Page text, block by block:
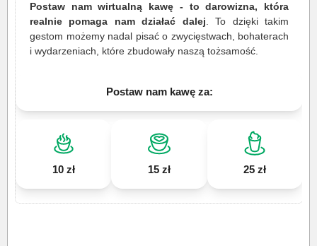
Postaw nam wirtualną kawę - to darowizna, która
realnie pomaga nam działać dalej . To dzięki takim
gestom możemy nadal pisać o zwycięstwach, bohaterach
i wydarzeniach, które zbudowały naszą tożsamość.
Postaw nam kawę za:
10 zł 15 zł 25 zł